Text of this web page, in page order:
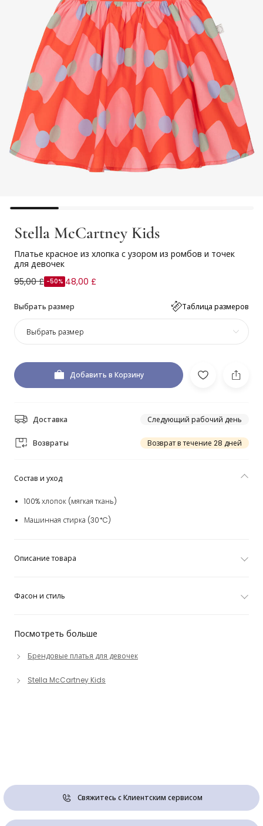
Stella McCartney Kids
Платье красное из хлопка с узором из ромбов и точек
для девочек
95,00 £ -50% 48,00 £
Выбрать размер Таблица размеров
Выбрать размер
Добавить в Корзину
Доставка Следующий рабочий день
Возвраты Возврат в течение 28 дней
Посмотреть больше
Брендовые платья для девочек
Stella McCartney Kids
Состав и уход
100% хлопок (мягкая ткань)
Машинная стирка (30*C)
Описание товара
Фасон и стиль
Свяжитесь с Клиентским сервисом